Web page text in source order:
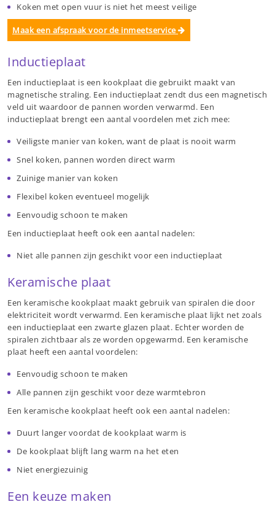
Koken met open vuur is niet het meest veilige
Maak een afspraak voor de inmeetservice
Inductieplaat
Een inductieplaat is een kookplaat die gebruikt maakt van
magnetische straling. Een inductieplaat zendt dus een magnetisch
veld uit waardoor de pannen worden verwarmd. Een
inductieplaat brengt een aantal voordelen met zich mee:
Veiligste manier van koken, want de plaat is nooit warm
Snel koken, pannen worden direct warm
Zuinige manier van koken
Flexibel koken eventueel mogelijk
Eenvoudig schoon te maken
Een inductieplaat heeft ook een aantal nadelen:
Niet alle pannen zijn geschikt voor een inductieplaat
Keramische plaat
Een keramische kookplaat maakt gebruik van spiralen die door
elektriciteit wordt verwarmd. Een keramische plaat lijkt net zoals
een inductieplaat een zwarte glazen plaat. Echter worden de
spiralen zichtbaar als ze worden opgewarmd. Een keramische
plaat heeft een aantal voordelen:
Eenvoudig schoon te maken
Alle pannen zijn geschikt voor deze warmtebron
Een keramische kookplaat heeft ook een aantal nadelen:
Duurt langer voordat de kookplaat warm is
De kookplaat blijft lang warm na het eten
Niet energiezuinig
Een keuze maken